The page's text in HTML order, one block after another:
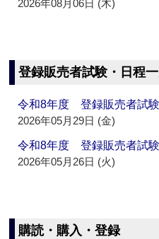
2026年08月06日 (木)
登録販売者試験・日程
令和8年度 登録販売者試
2026年05月29日 (金)
令和8年度 登録販売者試
2026年05月26日 (火)
購読・購入・登録